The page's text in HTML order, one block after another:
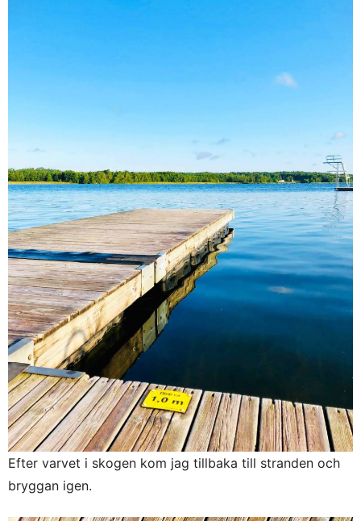
Efter varvet i skogen kom jag tillbaka till stranden och
bryggan igen.